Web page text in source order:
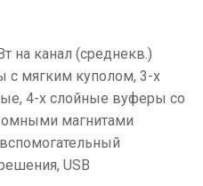
на канал (среднекв.)
с мягким куполом, 3-х
4-х слойные вуферы со
магнитами
USB